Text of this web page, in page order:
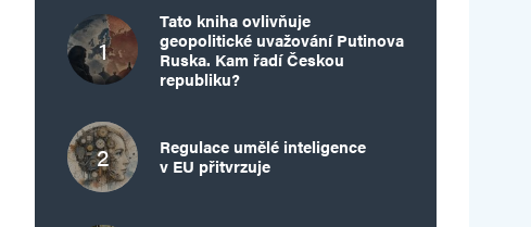
Tato kniha ovlivňuje
geopolitické uvažování Putinova
Ruska. Kam řadí Českou
republiku?
Regulace umělé inteligence
v EU přitvrzuje